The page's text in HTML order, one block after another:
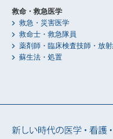
救命・救急医学
救急・災害医学
救命士・救急隊員
薬剤師・臨床検査技師・放
蘇生法・処置